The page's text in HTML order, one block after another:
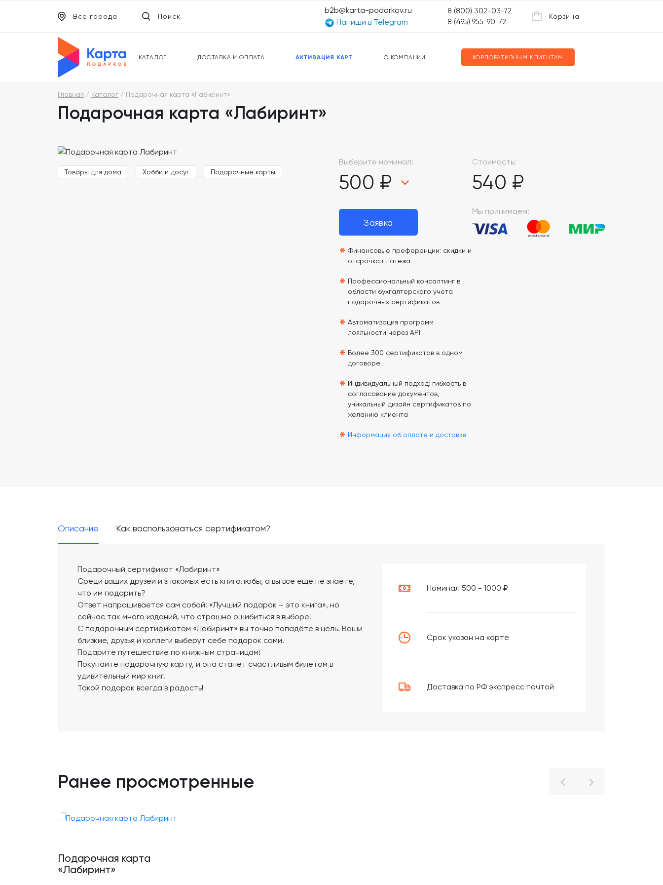
КАТАЛОГ ДОСТАВКА И ОПЛАТА АКТИВАЦИЯ КАРТ О КОМПАНИИ КОРПОРАТИВНЫМ КЛИЕНТАМ
Все города Поиск
b2b@karta-podarkov.ru
Напиши в Telegram
8 (800) 302-03-72
8 (495) 955-90-72
Корзина
ПОДАРОЧНЫЕ КАРТЫ
ПРЕДОПЛАЧЕННЫЕ КАРТЫ
Главная Каталог Подарочная карта «Лабиринт»
Подарочная карта «Лабиринт»
Товары для дома Хобби и досуг Подарочные карты
Выберите номинал:
500 ₽
Стоимость:
540 ₽
Заявка
* Финансовые преференции: скидки и
отсрочка платежа
* Профессиональный консалтинг в
области бухгалтерского учета
подарочных сертификатов
* Автоматизация программ
лояльности через API
* Более 300 сертификатов в одном
договоре
* Индивидуальный подход: гибкость в
согласование документов,
уникальный дизайн сертификатов по
желанию клиента
* Информация об оплате и доставке
Мы принимаем:
Описание Как воспользоваться сертификатом?
Номинал 500 - 1000 ₽
Срок указан на карте
Доставка по РФ экспресс почтой
Подарочный сертификат «Лабиринт»
Среди ваших друзей и знакомых есть книголюбы, а вы всё ещё не знаете,
что им подарить?
Ответ напрашивается сам собой: «Лучший подарок – это книга», но
сейчас так много изданий, что страшно ошибиться в выборе!
С подарочным сертификатом «Лабиринт» вы точно попадёте в цель. Ваши
близкие, друзья и коллеги выберут себе подарок сами.
Подарите путешествие по книжным страницам!
Покупайте подарочную карту, и она станет счастливым билетом в
удивительный мир книг.
Такой подарок всегда в радость!
Ранее просмотренные
Подарочная карта
«Лабиринт»